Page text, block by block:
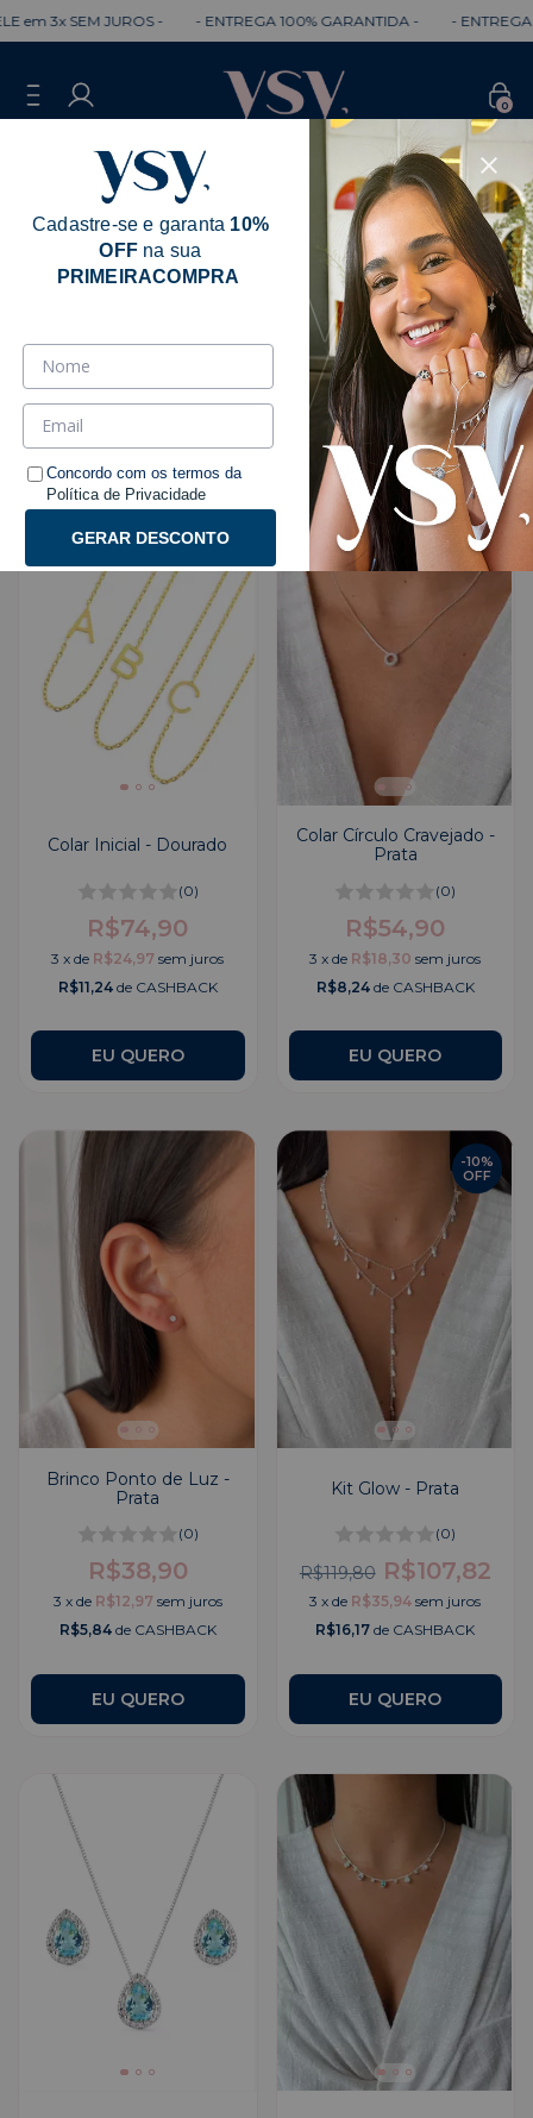
3x SEM JUROS - - ENTREGA 100% GARANTIDA - - ENTREGA
0
Laiz Maçaneiro
Filtrar
Colar Inicial - Dourado
(0)
R$74,90
3 xde R$24,97 sem juros
R$11,24de CASHBACK
EU QUERO
Colar Círculo Cravejado -
Prata
(0)
R$54,90
3 xde R$18,30 sem juros
R$8,24de CASHBACK
Brinco Ponto de Luz -
Prata
(0)
R$38,90
3 x de R$12,97 sem juros
R$5,84de CASHBACK
Kit Glow - Prata
(0)
R$119,80R$107,82
-10%
OFF
3 xde R$35,94 sem juros
R$16,17 de CASHBACK
EU QUERO
Cadastre-se e garanta 10%
OFF na sua
PRIMEIRACOMPRA
Concordo com os termos da
Política de Privacidade
GERAR DESCONTO